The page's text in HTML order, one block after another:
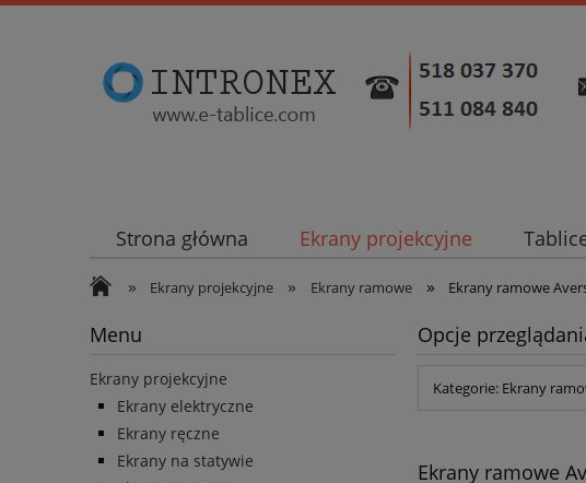
Strona główna Ekrany projekcyjne
» Ekrany projekcyjne » Ekrany ramowe » Ekrany ramowe
Menu
Ekrany projekcyjne
Ekrany elektryczne
Ekrany ręczne
Ekrany na statywie
Opcje
Kategorie: Ekrany
Ekrany ramowe